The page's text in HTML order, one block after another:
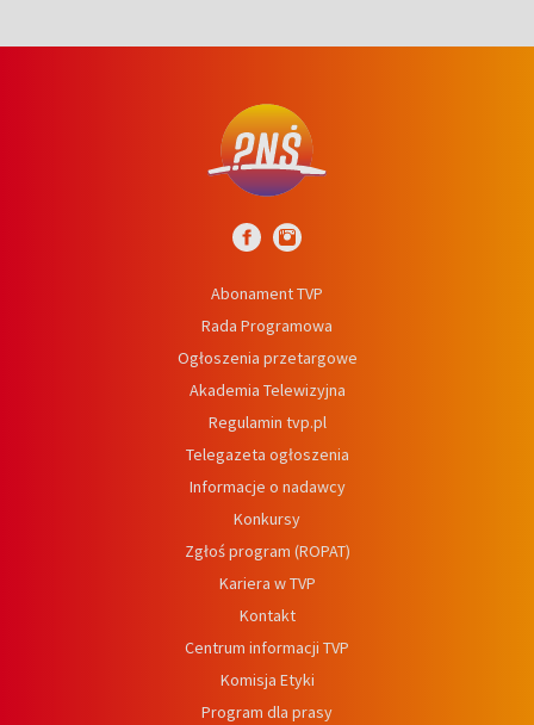
Abonament TVP
Rada Programowa
Ogłoszenia przetargowe
Akademia Telewizyjna
Regulamin tvp.pl
Telegazeta ogłoszenia
Informacje o nadawcy
Konkursy
Zgłoś program (ROPAT)
Kariera w TVP
Kontakt
Centrum informacji TVP
Komisja Etyki
Program dla prasy